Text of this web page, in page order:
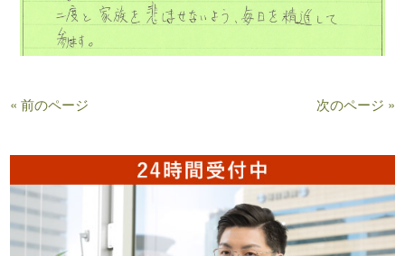
« 前のページ 次のページ »